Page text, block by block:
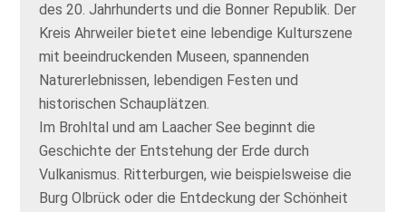
des 20. Jahrhunderts und die Bonner Republik. Der
Kreis Ahrweiler bietet eine lebendige Kulturszene
mit beeindruckenden Museen, spannenden
Naturerlebnissen, lebendigen Festen und
historischen Schauplätzen.
Im Brohltal und am Laacher See beginnt die
Geschichte der Entstehung der Erde durch
Vulkanismus. Ritterburgen, wie beispielsweise die
Burg Olbrück oder die Entdeckung der Schönheit